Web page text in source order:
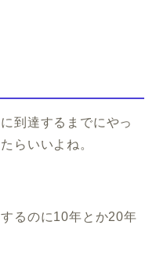
到達するまでにやっ
らいいよね。
るのに10年とか20年